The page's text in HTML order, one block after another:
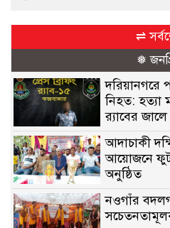
⇌
❅
দরিয়ানগরে
নিহত: হত্যা
র‌্যাবের জালে
আদাচাকী
আয়োজনে
অনুষ্ঠিত
নওগাঁর